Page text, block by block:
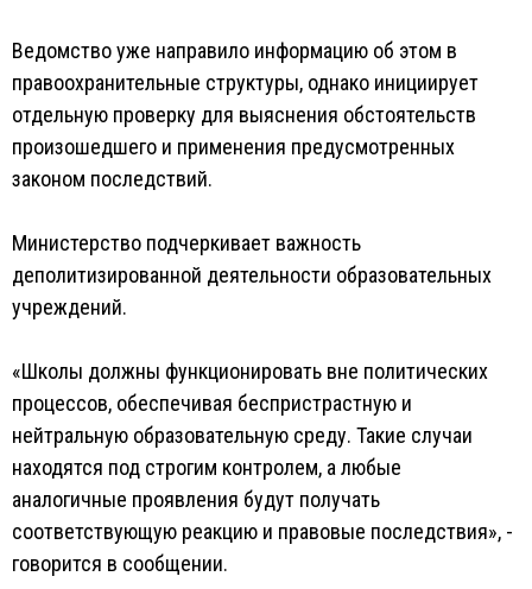
Ведомство уже направило информацию об этом в
правоохранительные структуры, однако инициирует
отдельную проверку для выяснения обстоятельств
произошедшего и применения предусмотренных
законом последствий.
Министерство подчеркивает важность
деполитизированной деятельности образовательных
учреждений.
«Школы должны функционировать вне политических
процессов, обеспечивая беспристрастную и
нейтральную образовательную среду. Такие случаи
находятся под строгим контролем, а любые
аналогичные проявления будут получать
соответствующую реакцию и правовые последствия», -
говорится в сообщении.